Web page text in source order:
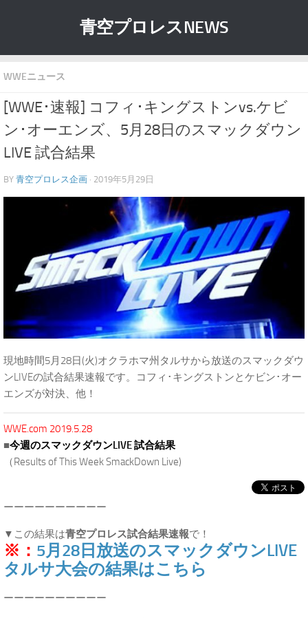
青空プロレスNEWS
WWEニュース
[WWE･速報] コフィ･キングストンvs.ケビ
ン･オーエンズ、5月28日のスマックダウン
LIVE 試合結果
BY 青空プロレス企画 · 2019年5月29日
現地時間5月28日(火)オクラホマ州タルサから放送のスマックダウ
ンLIVEの試合結果速報です。コフィ･キングストンとケビン･オー
エンズが対決、他！
WWE.com 2019.5.28
■今週のスマックダウンLIVE 試合結果
（Results of This Week SmackDown Live)
ーーーーーーーーーー
▼この結果は青空プロレス試合結果速報で！
※： 5月28日放送のスマックダウンLIVE
タルサ大会の結果はこちら
ーーーーーーーーーー